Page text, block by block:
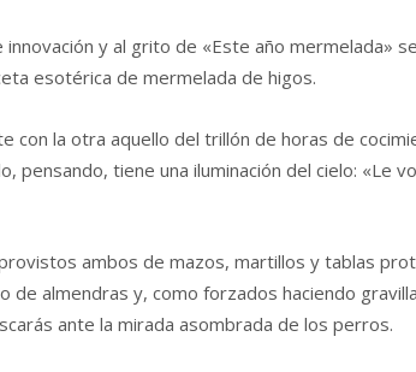
y al grito de «Este año mermelada»
esotérica de mermelada de higos.
con la otra aquello del trillón de horas de
tiene una iluminación del cielo: «Le
ambos de mazos, martillos y tablas
de almendras y, como forzados haciendo
ante la mirada asombrada de los perros.